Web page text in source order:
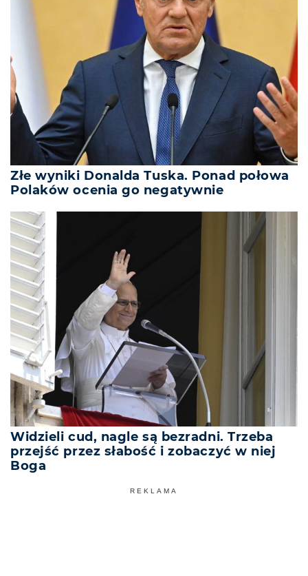
Złe wyniki Donalda Tuska. Ponad połowa
Polaków ocenia go negatywnie
Widzieli cud, nagle są bezradni. Trzeba
przejść przez słabość i zobaczyć w niej
Boga
REKLAMA